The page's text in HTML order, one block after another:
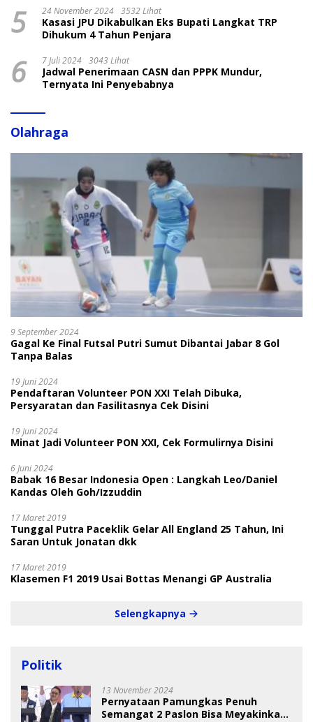
5 24 November 2024 3532 Lihat
Kasasi JPU Dikabulkan Eks Bupati Langkat TRP
Dihukum 4 Tahun Penjara
6 7 Juli 2024 3043 Lihat
Jadwal Penerimaan CASN dan PPPK Mundur,
Ternyata Ini Penyebabnya
Olahraga
9 September 2024
Gagal Ke Final Futsal Putri Sumut Dibantai Jabar 8 Gol
Tanpa Balas
19 Juni 2024
Pendaftaran Volunteer PON XXI Telah Dibuka,
Persyaratan dan Fasilitasnya Cek Disini
19 Juni 2024
Minat Jadi Volunteer PON XXI, Cek Formulirnya Disini
6 Juni 2024
Babak 16 Besar Indonesia Open : Langkah Leo/Daniel
Kandas Oleh Goh/Izzuddin
17 Maret 2019
Tunggal Putra Paceklik Gelar All England 25 Tahun, Ini
Saran Untuk Jonatan dkk
17 Maret 2019
Klasemen F1 2019 Usai Bottas Menangi GP Australia
Selengkapnya
Politik
13 November 2024
Pernyataan Pamungkas Penuh
Semangat 2 Paslon Bisa Meyakinkan